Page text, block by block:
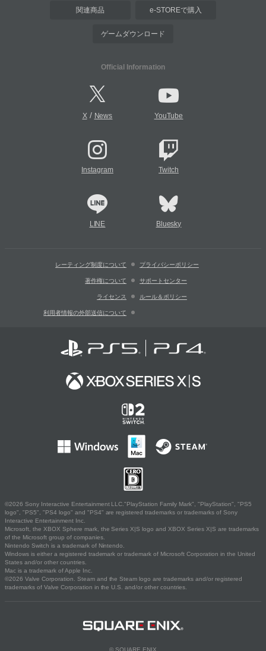
関連商品 e-STOREで購入
ゲームダウンロード
Official Information
X/ News YouTube
Instagram Twitch
LINE Bluesky
レーティング制度について プライバシーポリシー
著作権について サポートセンター
ライセンス ルール＆ポリシー
利用者情報の外部送信について
©2026 Sony Interactive Entertainment LLC."PlayStation Family Mark", "PlayStation", "PS5
logo", "PS5", "PS4 logo" and "PS4" are registered trademarks or trademarks of Sony
Interactive Entertainment Inc.
Microsoft, the XBOX Sphere mark, the Series X|S logo and XBOX Series X|S are trademarks
of the Microsoft group of companies.
Nintendo Switch is a trademark of Nintendo.
Windows is either a registered trademark or trademark of Microsoft Corporation in the United
States and/or other countries.
Mac is a trademark of Apple Inc.
©2026 Valve Corporation. Steam and the Steam logo are trademarks and/or registered
trademarks of Valve Corporation in the U.S. and/or other countries.
© SQUARE ENIX